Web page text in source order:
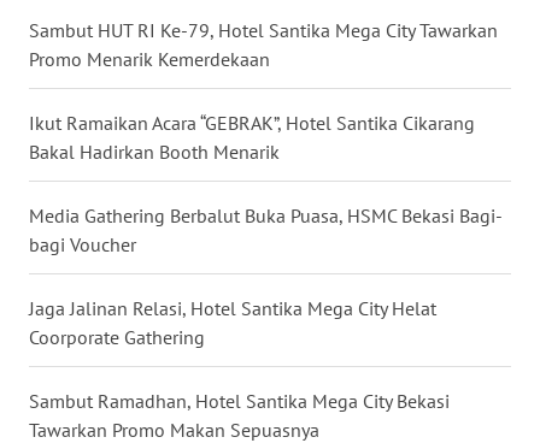
Sambut HUT RI Ke-79, Hotel Santika Mega City Tawarkan
Promo Menarik Kemerdekaan
Ikut Ramaikan Acara “GEBRAK”, Hotel Santika Cikarang
Bakal Hadirkan Booth Menarik
Media Gathering Berbalut Buka Puasa, HSMC Bekasi Bagi-
bagi Voucher
Jaga Jalinan Relasi, Hotel Santika Mega City Helat
Coorporate Gathering
Sambut Ramadhan, Hotel Santika Mega City Bekasi
Tawarkan Promo Makan Sepuasnya
WN
WN
KALBAR
WN
KALTENG
WN
KALTARA
WN